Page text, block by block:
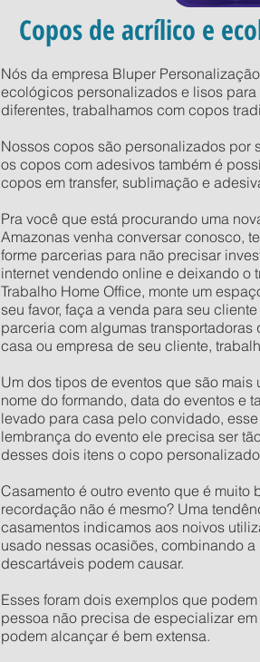
Copos de acrílico e
Nós da empresa Bluper
ecológicos personalizados e lisos
diferentes, trabalhamos com copos
Nossos copos são personalizados por
os copos com adesivos também é
copos em transfer, sublimação e
Pra você que está procurando uma
Amazonas venha conversar conosco,
forme parcerias para não precisar
internet vendendo online e deixando o
Trabalho Home Office, monte um
seu favor, faça a venda para seu
parceria com algumas
casa ou empresa de seu cliente,
Um dos tipos de eventos que são
nome do formando, data do eventos e
levado para casa pelo convidado,
lembrança do evento ele precisa ser
desses dois itens o copo
Casamento é outro evento que é
recordação não é mesmo? Uma
casamentos indicamos aos noivos
usado nessas ocasiões, combinando
descartáveis podem causar.
Esses foram dois exemplos que
pessoa não precisa de especializar
podem alcançar é bem extensa.